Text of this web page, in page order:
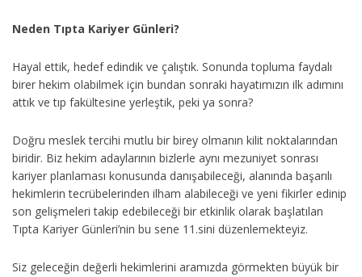
Neden Tıpta Kariyer Günleri?
Hayal ettik, hedef edindik ve çalıştık. Sonunda topluma faydalı
birer hekim olabilmek için bundan sonraki hayatımızın ilk adımını
attık ve tıp fakültesine yerleştik, peki ya sonra?
Doğru meslek tercihi mutlu bir birey olmanın kilit noktalarından
biridir. Biz hekim adaylarının bizlerle aynı mezuniyet sonrası
kariyer planlaması konusunda danışabileceği, alanında başarılı
hekimlerin tecrübelerinden ilham alabileceği ve yeni fikirler edinip
son gelişmeleri takip edebileceği bir etkinlik olarak başlatılan
Tıpta Kariyer Günleri’nin bu sene 11.sini düzenlemekteyiz.
Siz geleceğin değerli hekimlerini aramızda görmekten büyük bir